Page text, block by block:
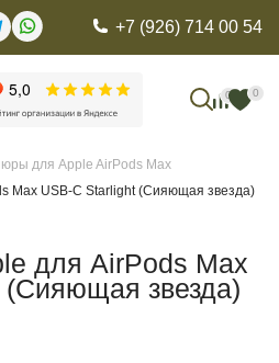
+7 (926) 714 00 54
0 0
для Apple AirPods Max
Max USB-C Starlight (Сияющая звезда)
для AirPods Max
(Сияющая звезда)